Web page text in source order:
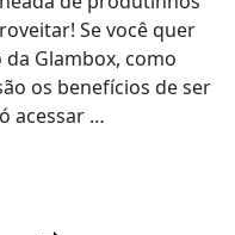
Se você quer
Glambox, como
os benefícios de ser
acessar …